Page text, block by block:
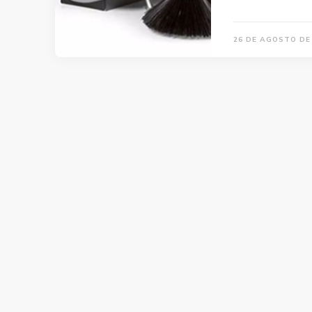
26 DE AGOSTO